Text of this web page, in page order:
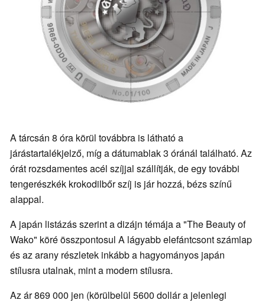
A tárcsán 8 óra körül továbbra is látható a
járástartalékjelző, míg a dátumablak 3 óránál található. Az
órát rozsdamentes acél szíjjal szállítják, de egy további
tengerészkék krokodilbőr szíj is jár hozzá, bézs színű
alappal.
A japán listázás szerint a dizájn témája a "The Beauty of
Wako" köré összpontosul A lágyabb elefántcsont számlap
és az arany részletek inkább a hagyományos japán
stílusra utalnak, mint a modern stílusra.
Az ár 869 000 jen (körülbelül 5600 dollár a jelenlegi